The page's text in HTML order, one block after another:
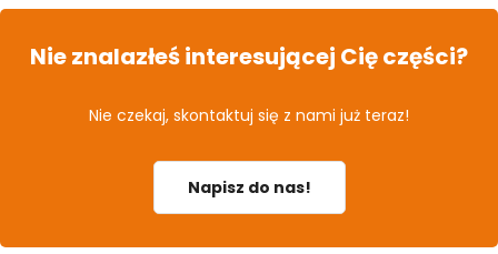
Nie znalazłeś interesującej Cię części?
Nie czekaj, skontaktuj się z nami już teraz!
Napisz do nas!